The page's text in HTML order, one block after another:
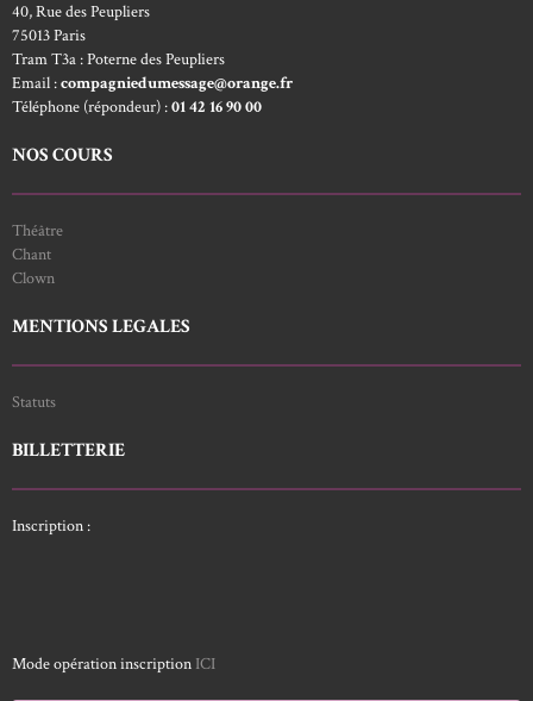
40, Rue des Peupliers
75013 Paris
Tram T3a : Poterne des Peupliers
Email :compagniedumessage@orange.fr
Téléphone (répondeur) :01 42 16 90 00
NOS COURS
Théâtre
Chant
Clown
MENTIONS LEGALES
Statuts
BILLETTERIE
Inscription :
Mode opération inscription ICI